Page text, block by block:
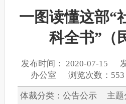
一图读懂这部“
科全书”（
发布时间： 2020-07-15
办公室 浏览次数：
体裁分类：公告公示 主